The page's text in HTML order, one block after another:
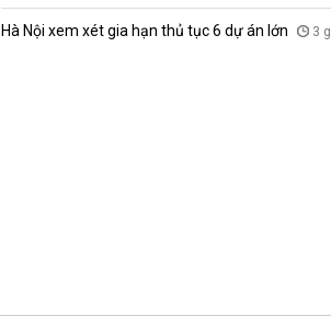
Hà Nội xem xét gia hạn thủ tục 6 dự án lớn 3